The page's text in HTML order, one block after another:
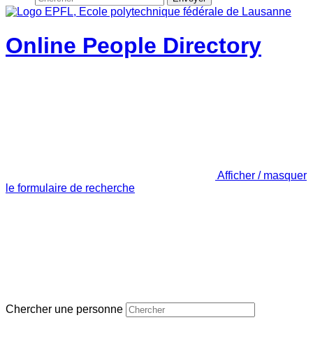
Online People Directory
Afficher / masquer
le formulaire de recherche
Chercher une personne